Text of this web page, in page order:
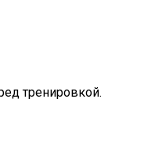
тренировкой.